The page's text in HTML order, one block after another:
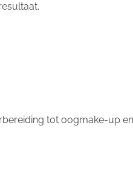
tot oogmake-up